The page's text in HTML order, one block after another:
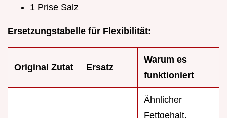
1 Prise Salz
Ersetzungstabelle für Flexibilität:
Original Zutat Ersatz
Warum es
funktioniert
Ähnlicher
Fettgehalt.